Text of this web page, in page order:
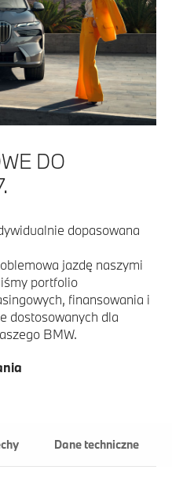
DO
dopasowana
jazdę naszymi
portfolio
finansowania i
dostosowanych dla
BMW.
Dane techniczne